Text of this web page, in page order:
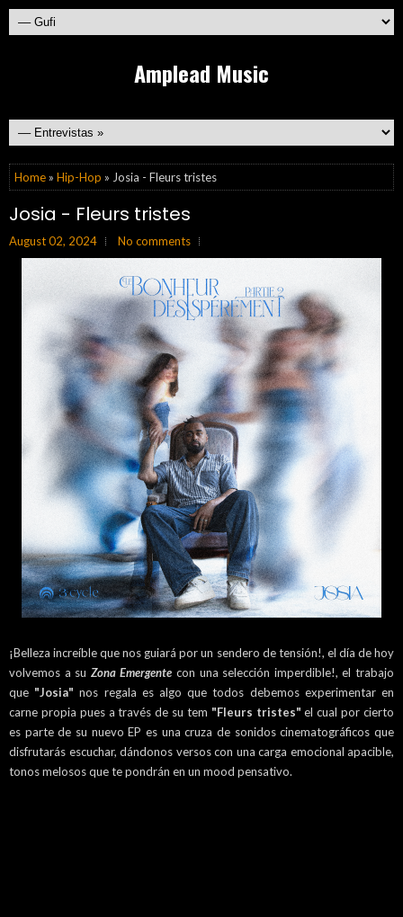
Amplead Music
Home » Hip-Hop » Josia - Fleurs tristes
Josia - Fleurs tristes
August 02, 2024 No comments
¡Belleza increíble que nos guiará por un sendero de tensión!, el día de hoy
volvemos a su Zona Emergentecon una selección imperdible!, el trabajo
que "Josia"nos regala es algo que todos debemos experimentar en
carne propia pues a través de su tem "Fleurs tristes"el cual por cierto
es parte de su nuevo EP es una cruza de sonidos cinematográficos que
disfrutarás escuchar, dándonos versos con una carga emocional apacible,
tonos melosos que te pondrán en un mood pensativo.